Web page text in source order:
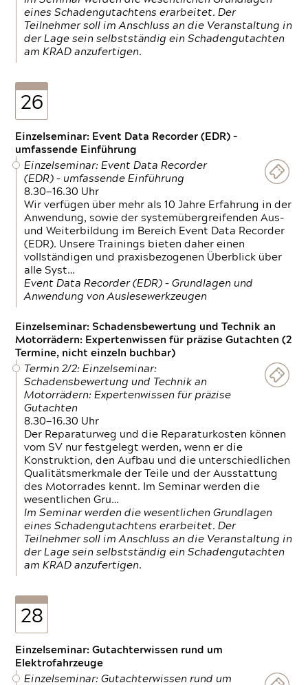
eines Schadengutachtens erarbeitet. Der
Teilnehmer soll im Anschluss an die Veranstaltung in
der Lage sein selbstständig ein Schadengutachten
am KRAD anzufertigen.
26
Einzelseminar: Event Data Recorder (EDR) –
umfassende Einführung
Einzelseminar: Event Data Recorder
(EDR) – umfassende Einführung
8.30—16.30 Uhr
Wir verfügen über mehr als 10 Jahre Erfahrung in der
Anwendung, sowie der systemübergreifenden Aus-
und Weiterbildung im Bereich Event Data Recorder
(EDR). Unsere Trainings bieten daher einen
vollständigen und praxisbezogenen Überblick über
alle Syst…
Event Data Recorder (EDR) – Grundlagen und
Anwendung von Auslesewerkzeugen
Einzelseminar: Schadensbewertung und Technik an
Motorrädern: Expertenwissen für präzise Gutachten (2
Termine, nicht einzeln buchbar)
Termin 2/2: Einzelseminar:
Schadensbewertung und Technik an
Motorrädern: Expertenwissen für präzise
Gutachten
8.30—16.30 Uhr
Der Reparaturweg und die Reparaturkosten können
vom SV nur festgelegt werden, wenn er die
Konstruktion, den Aufbau und die unterschiedlichen
Qualitätsmerkmale der Teile und der Ausstattung
des Motorrades kennt. Im Seminar werden die
wesentlichen Gru…
Im Seminar werden die wesentlichen Grundlagen
eines Schadengutachtens erarbeitet. Der
Teilnehmer soll im Anschluss an die Veranstaltung in
der Lage sein selbstständig ein Schadengutachten
am KRAD anzufertigen.
28
Einzelseminar: Gutachterwissen rund um
Elektrofahrzeuge
Einzelseminar: Gutachterwissen rund um